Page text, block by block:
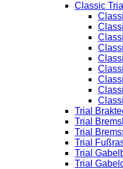
Classic
Trial
Trial
Trial
Trial
Trial
Trial